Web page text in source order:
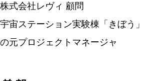
株式会社レヴィ 顧問
宇宙ステーション実験棟「きぼう
の元プロジェクトマネージャ